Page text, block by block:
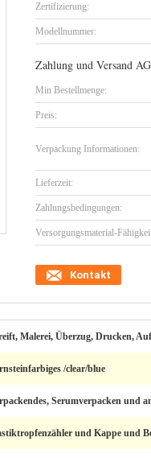
Zertifizierung:
Modellnummer:
Zahlung und Versand
Min Bestellmenge:
Preis:
Verpackung Informationen:
Lieferzeit:
Zahlungsbedingungen:
Versorgungsmaterial-
Kontakt
Malerei, Überzug, Drucken,
/clear/blue
Serumverpacken und
und Kappe und